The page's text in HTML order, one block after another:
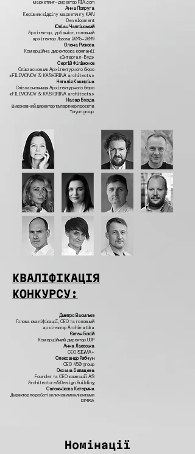
маркетинг-директор RIA.com
Анна Попруга
Керівник відділу маркетингу KAN
Development
Юліан Чаплінський
Архітектор, урбаніст, головний
архітектор Львова 2015-2019
Олена Рижова
Комерційна директорка компанії
«Інтергал-Буд»
Сергій Філімонов
Співзасновник Архітектурного бюро
«FILIMONOV & KASHIRINA architects»
Наталія Каширіна
Співзасновниця Архітектурного бюро
«FILIMONOV & KASHIRINA architects»
Назар Бурда
Виконавчий директор та партнер проєктів
Taryan group
КВАЛІФІКАЦІЯ
КОНКУРСУ:
Дмитро Васильєв
Голова кваліфікації, CEO та головний
архітектор Archimatika
Євген Бокій
Комерційний директор UDP
Анна Лаєвська
CEO SIGMA+
Олександр Рябчун
СЕО 450 group
Оксана Батищева
Founder та CEO компанії AS
Architecture&Design Building
Сапожнікова Катерина
Директор по роботі з ключовими клієнтами
DIM.RIA
Номінації